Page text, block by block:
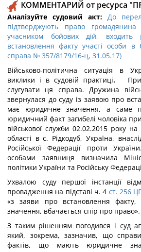
КОММЕНТАРИЙ от ресурса
Аналізуйте судовий акт: До
підтверджують право
учасником бойових дій,
встановлення факту участі особи в
справа № 357/8179/16-ц, 31.05.17)
Військово-політична ситуація в
виклики і в судовій практиці.
слугувати ця справа. Дружина
звернулася до суду із заявою про
має юридичне значення, а саме
юридичний факт загибелі чоловіка
військової служби 02.02.2015 року на
області в с. Рідкодуб, Україна,
Російської Федерації проти
особами заявниця визначила
політики України та Російську
Ухвалою суду першої інстанції
провадження на підставі ч. 4 ст. 256
«з заяви про встановлення
значення, вбачається спір про право».
З таким рішенням погодився і суд
який, зокрема, зазначив, що
фактів, що мають юридичне